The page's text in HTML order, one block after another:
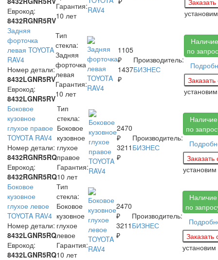
Еврокод:
8432RGNR5RV
Гарантия:
10 лет
Задняя
форточка
левая TOYOTA
RAV4
Номер детали:
8432LGNR5RV
Еврокод:
8432LGNR5RV
Тип
стекла:
Задняя
форточка
левая
Гарантия:
10 лет
1105
₽
1437
₽
Производитель:
БИЗНЕС
Наличие
по
Боковое
кузовное
глухое правое
TOYOTA RAV4
Номер детали:
8432RGNR5RQ
Еврокод:
8432RGNR5RQ
Тип
стекла:
Боковое
кузовное
глухое
правое
Гарантия:
10 лет
2470
₽
3211
₽
Производитель:
БИЗНЕС
Наличие
по
установим
Боковое
кузовное
глухое левое
TOYOTA RAV4
Номер детали:
8432LGNR5RQ
Еврокод:
8432LGNR5RQ
Тип
стекла:
Боковое
кузовное
глухое
левое
Гарантия:
10 лет
2470
₽
3211
₽
Производитель:
БИЗНЕС
Наличие
по
установим